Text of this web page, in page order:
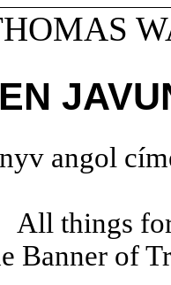
angol
All things
Banner of